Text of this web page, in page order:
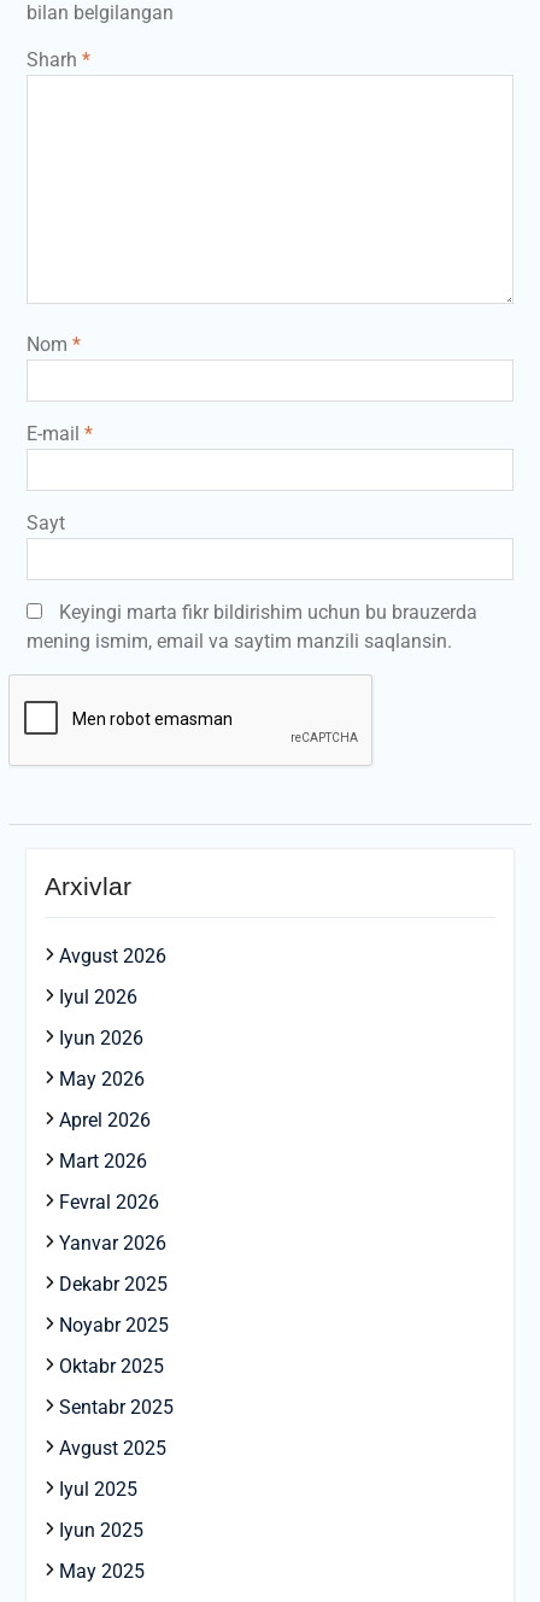
bilan belgilangan
Sharh *
Nom *
E-mail *
Sayt
Keyingi marta fikr bildirishim uchun bu brauzerda
mening ismim, email va saytim manzili saqlansin.
Arxivlar
Avgust 2026
Iyul 2026
Iyun 2026
May 2026
Aprel 2026
Mart 2026
Fevral 2026
Yanvar 2026
Dekabr 2025
Noyabr 2025
Oktabr 2025
Sentabr 2025
Avgust 2025
Iyul 2025
Iyun 2025
May 2025